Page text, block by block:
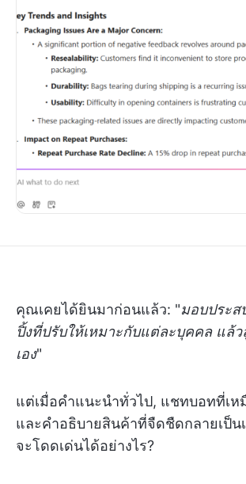
คุณเคยได้ยินมาก่อนแล้ว: "มอบประ
ปิ้งที่ปรับให้เหมาะกับแต่ละบุคคล แล้
เอง"
แต่เมื่อคำแนะนำทั่วไป, แชทบอทที่เ
และคำอธิบายสินค้าที่จืดชืดกลายเป็น
จะโดดเด่นได้อย่างไร?